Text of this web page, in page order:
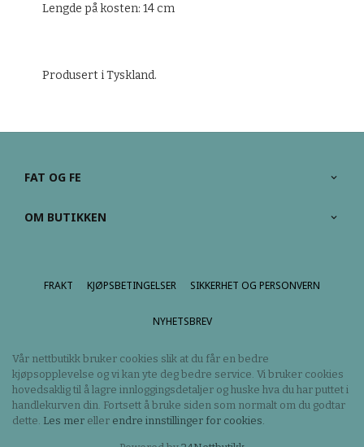
Lengde på kosten: 14 cm
Produsert i Tyskland.
FAT OG FE
OM BUTIKKEN
FRAKT KJØPSBETINGELSER SIKKERHET OG PERSONVERN
NYHETSBREV
Vår nettbutikk bruker cookies slik at du får en bedre
kjøpsopplevelse og vi kan yte deg bedre service. Vi bruker cookies
hovedsaklig til å lagre innloggingsdetaljer og huske hva du har puttet i
handlekurven din. Fortsett å bruke siden som normalt om du godtar
dette. Les mer eller endre innstillinger for cookies.